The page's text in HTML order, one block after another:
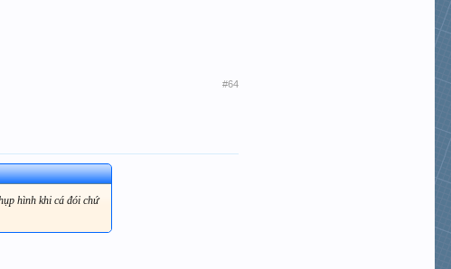
#64
hình khi cá đói chứ